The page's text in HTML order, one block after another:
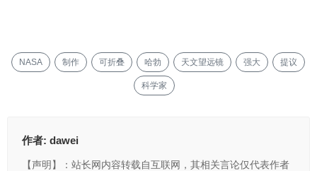
NASA 制作 可折叠 哈勃 天文望远镜 强大 提议
科学家
作者: dawei
【声明】：站长网内容转载自互联网，其相关言论仅代表作者